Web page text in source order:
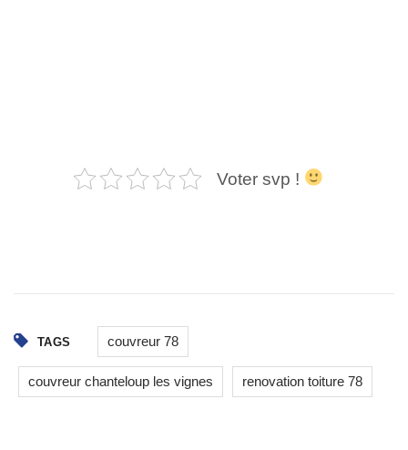
Voter svp !
TAGS couvreur 78
couvreur chanteloup les vignes renovation toiture 78